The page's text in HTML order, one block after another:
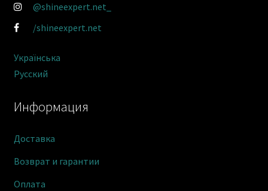
Информация
Доставка
Возврат и гарантии
Оплата
@shineexpert.net_
/shineexpert.net
Українська
Русский